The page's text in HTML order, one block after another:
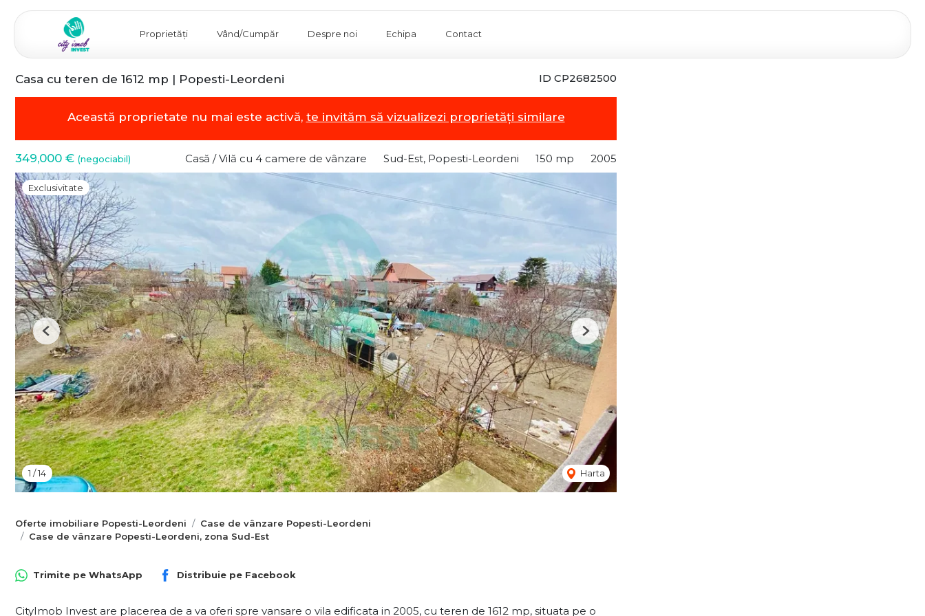
Proprietăți Vând/Cumpăr Despre noi Echipa Contact
ID CP2682500
Casa cu teren de 1612 mp | Popesti-Leordeni
Această proprietate nu mai este activă, te invităm să vizualizezi proprietăți similare
349,000 € (negociabil) Casă / Vilă cu 4 camere de vânzare Sud-Est, Popesti-Leordeni 150 mp 2005
Exclusivitate
1 /14 Harta
Previous Next
Oferte imobiliare Popesti-Leordeni
Case de vânzare Popesti-Leordeni
Case de vânzare Popesti-Leordeni, zona Sud-Est
Trimite pe WhatsApp Distribuie pe Facebook
CityImob Invest are placerea de a va oferi spre vansare o vila edificata in 2005, cu teren de 1612 mp, situata pe o